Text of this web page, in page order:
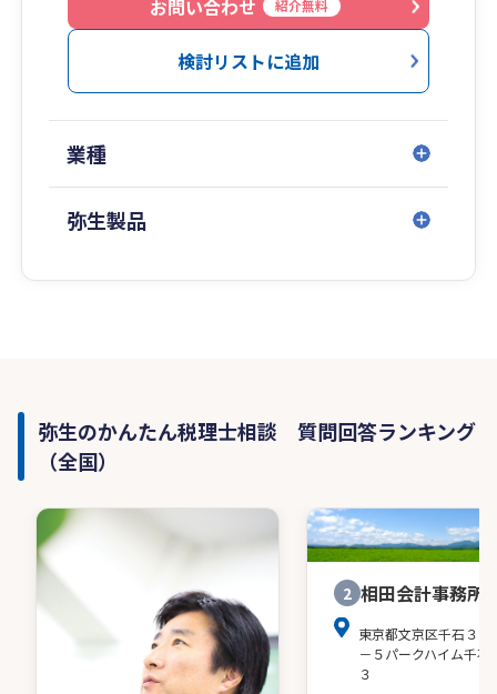
お問い合わせ 紹介無料
検討リストに追加
業種
弥生製品
弥生のかんたん税理士相談 質問回答ランキング
（全国）
2 相田会計事務所
東京都文京区千石３－
－５パークハイム千石
３